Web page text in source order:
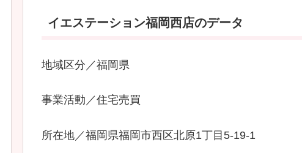
イエステーション福岡西店のデータ
地域区分／福岡県
事業活動／住宅売買
所在地／福岡県福岡市西区北原1丁目5-19-1